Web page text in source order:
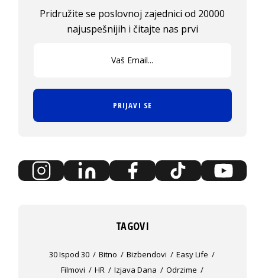
Pridružite se poslovnoj zajednici od 20000
najuspešnijih i čitajte nas prvi
PRIJAVI SE
TAGOVI
30 Ispod 30 Bitno Bizbendovi
Easy Life
Filmovi
HR Izjava Dana
Odrzime